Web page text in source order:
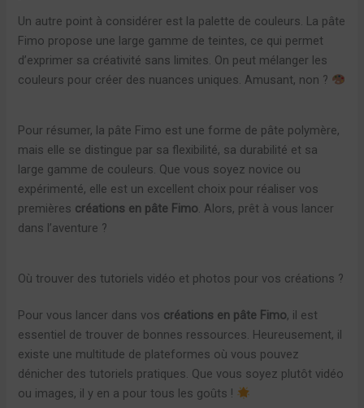
Un autre point à considérer est la palette de couleurs. La pâte
Fimo propose une large gamme de teintes, ce qui permet
d’exprimer sa créativité sans limites. On peut mélanger les
couleurs pour créer des nuances uniques. Amusant, non ?
Pour résumer, la pâte Fimo est une forme de pâte polymère,
mais elle se distingue par sa flexibilité, sa durabilité et sa
large gamme de couleurs. Que vous soyez novice ou
expérimenté, elle est un excellent choix pour réaliser vos
premières créations en pâte Fimo. Alors, prêt à vous lancer
dans l’aventure ?
Où trouver des tutoriels vidéo et photos pour vos créations ?
Pour vous lancer dans vos créations en pâte Fimo, il est
essentiel de trouver de bonnes ressources. Heureusement, il
existe une multitude de plateformes où vous pouvez
dénicher des tutoriels pratiques. Que vous soyez plutôt vidéo
ou images, il y en a pour tous les goûts !